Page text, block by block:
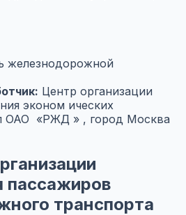
железнодорожной
Центр организации
эконом ических
ОАО «РЖД » , город Москва
пассажиров
транспорта